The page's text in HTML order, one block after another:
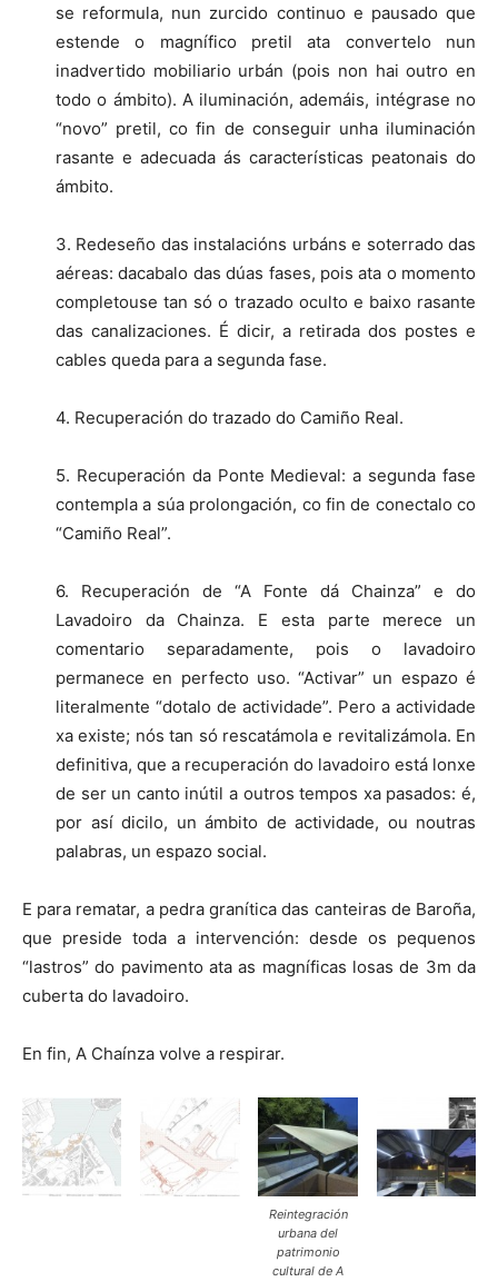
se reformula, nun zurcido continuo e pausado que
estende o magnífico pretil ata convertelo nun
inadvertido mobiliario urbán (pois non hai outro en
todo o ámbito). A iluminación, ademáis, intégrase no
“novo” pretil, co fin de conseguir unha iluminación
rasante e adecuada ás características peatonais do
ámbito.
3. Redeseño das instalacións urbáns e soterrado das
aéreas: dacabalo das dúas fases, pois ata o momento
completouse tan só o trazado oculto e baixo rasante
das canalizaciones. É dicir, a retirada dos postes e
cables queda para a segunda fase.
4. Recuperación do trazado do Camiño Real.
5. Recuperación da Ponte Medieval: a segunda fase
contempla a súa prolongación, co fin de conectalo co
“Camiño Real”.
6. Recuperación de “A Fonte dá Chainza” e do
Lavadoiro da Chainza. E esta parte merece un
comentario separadamente, pois o lavadoiro
permanece en perfecto uso. “Activar” un espazo é
literalmente “dotalo de actividade”. Pero a actividade
xa existe; nós tan só rescatámola e revitalizámola. En
definitiva, que a recuperación do lavadoiro está lonxe
de ser un canto inútil a outros tempos xa pasados: é,
por así dicilo, un ámbito de actividade, ou noutras
palabras, un espazo social.
E para rematar, a pedra granítica das canteiras de Baroña,
que preside toda a intervención: desde os pequenos
“lastros” do pavimento ata as magníficas losas de 3m da
cuberta do lavadoiro.
En fin, A Chaínza volve a respirar.
Reintegración
urbana del
patrimonio
cultural de A